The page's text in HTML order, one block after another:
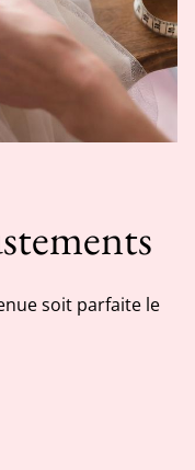
soit parfaite le